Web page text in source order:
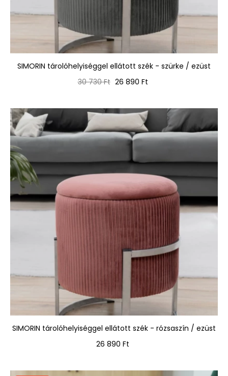
SIMORIN tárolóhelyiséggel ellátott szék - szürke / ezüst
Normál
30 730 Ft Ár
26 890 Ft
SIMORIN tárolóhelyiséggel ellátott szék - rózsaszín / ezüst
Ár
26 890 Ft